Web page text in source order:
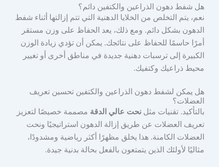
هل شفط دهون الذراعين والكتفين دائم؟
نعم، يتم التخلص من الخلايا الدهنية التي تتم إزالتها أثناء شفط
الدهون بشكل دائم. ومع ذلك، يعد الحفاظ على وزن مستقر
أمرًا حاسمًا للحفاظ على نتائجك. يمكن أن تؤدي زيادة الوزن
الكبيرة إلى ترسبات دهنية جديدة في مناطق أخرى أو تغيير
محيط ذراعيك وكتفيك.
هل يمكن لشفط دهون الذراعين والكتفين تحسين تعريف
العضلات؟
بالتأكيد. تقنيات مثلنحت عالي الدقة مصممة خصيصًا لتعزيز
تعريف العضلات عن طريق إزالة الدهون استراتيجيًا ونحت
العضلات الكامنة. هذا يخلق مظهرًا أكثر رياضية ومشدودًا،
مثاليًا لأولئك الذين يتمتعون بالفعل بحالة بدنية جيدة.